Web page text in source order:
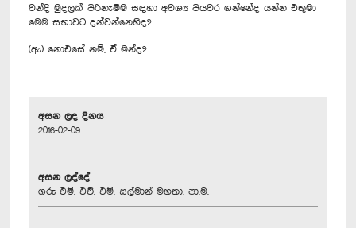
වන්දි මුදලක් පිරිනැමීම සඳහා අවශ්‍ය පියවර ගන්නේද යන්න එතුමා
මෙම සභාවට දන්වන්නෙහිද?
(ඇ) නොඑසේ නම්, ඒ මන්ද?
අසන ලද දිනය
2016-02-09
අසන ලද්දේ
ගරු එම්. එච්. එම්. සල්මාන් මහතා, පා.ම.